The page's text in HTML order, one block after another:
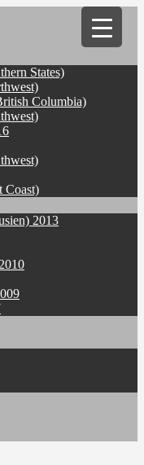
States)
Columbia)
Coast)
2013